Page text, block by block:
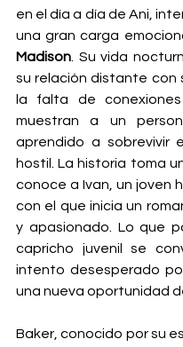
en el día a día de Ani,
una gran carga
Madison . Su vida
su relación distante con
la falta de
muestran a un
aprendido a sobrevivir
hostil. La historia toma
conoce a Ivan, un joven
con el que inicia un
y apasionado. Lo que
capricho juvenil se
intento desesperado
una nueva oportunidad
Baker, conocido por su